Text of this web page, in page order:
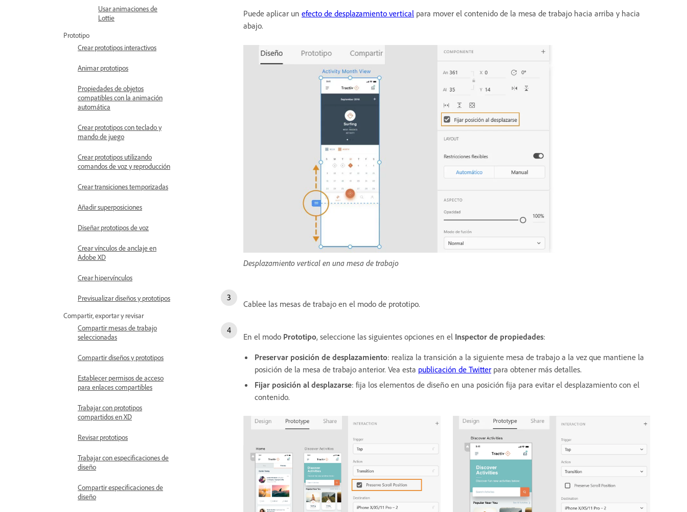
Usar animaciones de
Lottie
Prototipo
Crear prototipos interactivos
Animar prototipos
Propiedades de objetos
compatibles con la animación
automática
Crear prototipos con teclado y
mando de juego
Crear prototipos utilizando
comandos de voz y reproducción
Crear transiciones temporizadas
Añadir superposiciones
Diseñar prototipos de voz
Crear vínculos de anclaje en
Adobe XD
Crear hipervínculos
Previsualizar diseños y prototipos
Compartir, exportar y revisar
Compartir mesas de trabajo
seleccionadas
Compartir diseños y prototipos
Establecer permisos de acceso
para enlaces compartibles
Trabajar con prototipos
compartidos en XD
Revisar prototipos
Trabajar con especificaciones de
diseño
Compartir especificaciones de
diseño
Puede aplicar un efecto de desplazamiento vertical para mover el contenido de la mesa de trabajo hacia arriba y hacia
abajo.
Desplazamiento vertical en una mesa de trabajo
Cablee las mesas de trabajo en el modo de prototipo.
En el modo Prototipo, seleccione las siguientes opciones en el Inspector de propiedades:
Preservar posición de desplazamiento: realiza la transición a la siguiente mesa de trabajo a la vez que mantiene la
posición de la mesa de trabajo anterior. Vea esta publicación de Twitter para obtener más detalles.
Fijar posición al desplazarse: fija los elementos de diseño en una posición fija para evitar el desplazamiento con el
contenido.